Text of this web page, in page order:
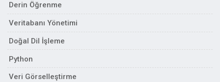
Derin Öğrenme
Veritabanı Yönetimi
Doğal Dil İşleme
Python
Veri Görselleştirme